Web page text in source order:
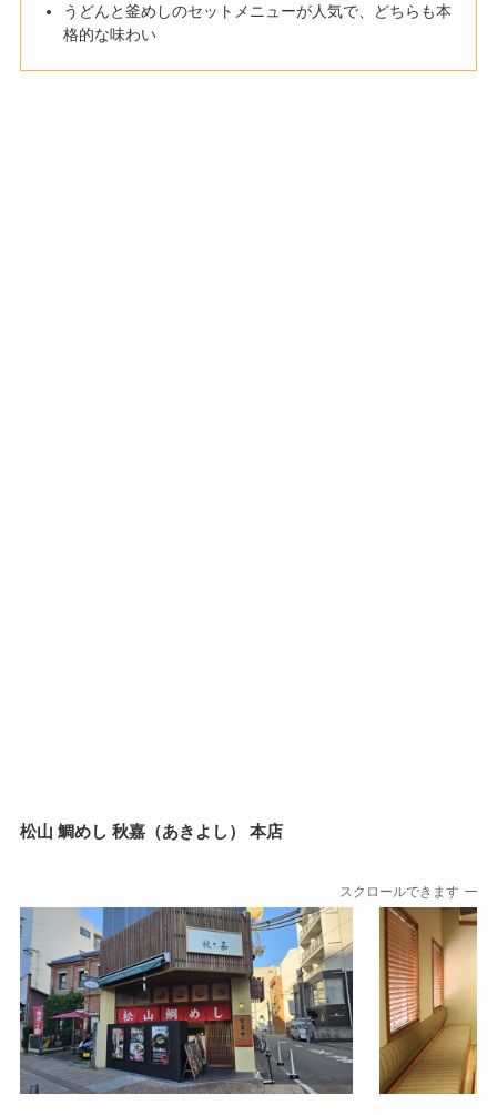
うどんと釜めしのセットメニューが人気で、どちらも本
格的な味わい
松山 鯛めし 秋嘉（あきよし） 本店
スクロールできます